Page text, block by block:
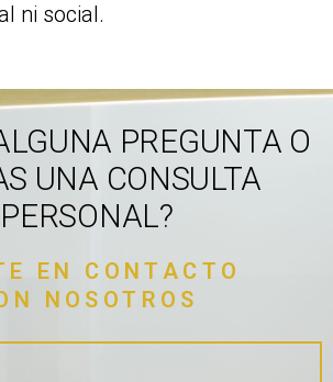
ni social.
PREGUNTA O
UNA CONSULTA
PERSONAL?
EN CONTACTO
NOSOTROS